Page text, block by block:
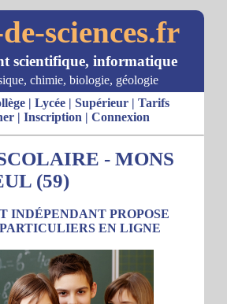
sciences.fr
scientifique, informatique
chimie, biologie, géologie
| Lycée| Supérieur| Tarifs
| Inscription | Connexion
- MONS
(59)
INDÉPENDANT PROPOSE
EN LIGNE